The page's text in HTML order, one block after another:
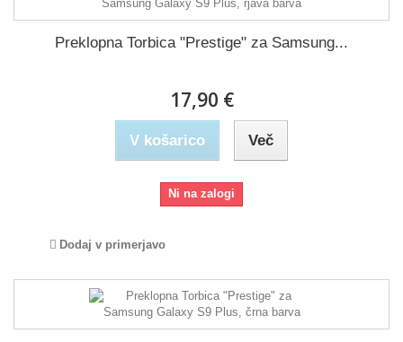
Preklopna Torbica "Prestige" za Samsung...
17,90 €
V košarico Več
Ni na zalogi
Dodaj v primerjavo